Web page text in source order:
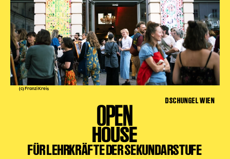
(c) Franzi Kreis
DSCHUNGEL WIEN
OPEN
HOUSE
FÜR LEHRKRÄFTE DER SEKUNDARSTUFE